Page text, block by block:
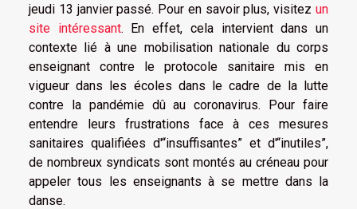
jeudi 13 janvier passé. Pour en savoir plus, visitez un
site intéressant. En effet, cela intervient dans un
contexte lié à une mobilisation nationale du corps
enseignant contre le protocole sanitaire mis en
vigueur dans les écoles dans le cadre de la lutte
contre la pandémie dû au coronavirus. Pour faire
entendre leurs frustrations face à ces mesures
sanitaires qualifiées d'“insuffisantes” et d'“inutiles”,
de nombreux syndicats sont montés au créneau pour
appeler tous les enseignants à se mettre dans la
danse.